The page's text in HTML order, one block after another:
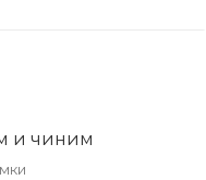
и чиним